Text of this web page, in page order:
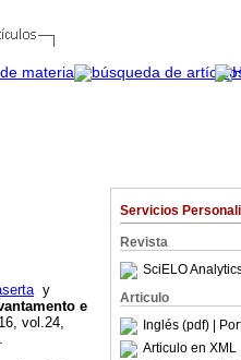
Servicios
Revista
SciELO
Articulo
Inglés (pdf)
|
Articulo en XML
y
e
vol.24,
.